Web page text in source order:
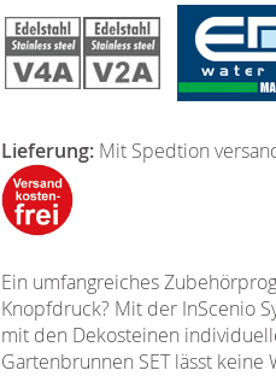
Lieferung: Mit Spedtion
Ein umfangreiches
Knopfdruck? Mit der InScenio
mit den Dekosteinen
Gartenbrunnen SET lässt keine